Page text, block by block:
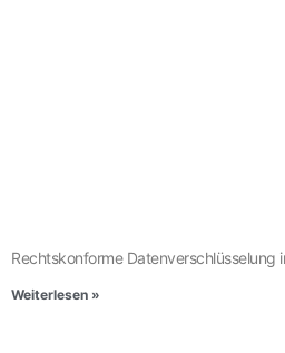
Rechtskonforme Datenverschlüsselung
Weiterlesen »